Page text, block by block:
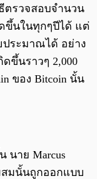
รวจสอบจำนวน
ขึ้นในทุกๆปีได้ แต่
ประมาณได้ อย่าง
ขึ้นราวๆ 2,000
ของ Bitcoin นั้น
นาย Marcus
สมนั้นถูกออกแบบ